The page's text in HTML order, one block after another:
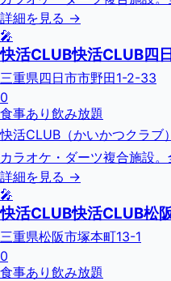
詳細を見る →
🎤
快活CLUB快活CLUB四
三重県四日市市野田1-2-33
0
食事あり 飲み放題
快活CLUB（かいかつクラブ
カラオケ・ダーツ複合施設
詳細を見る →
🎤
快活CLUB快活CLUB松
三重県松阪市塚本町13-1
0
食事あり 飲み放題